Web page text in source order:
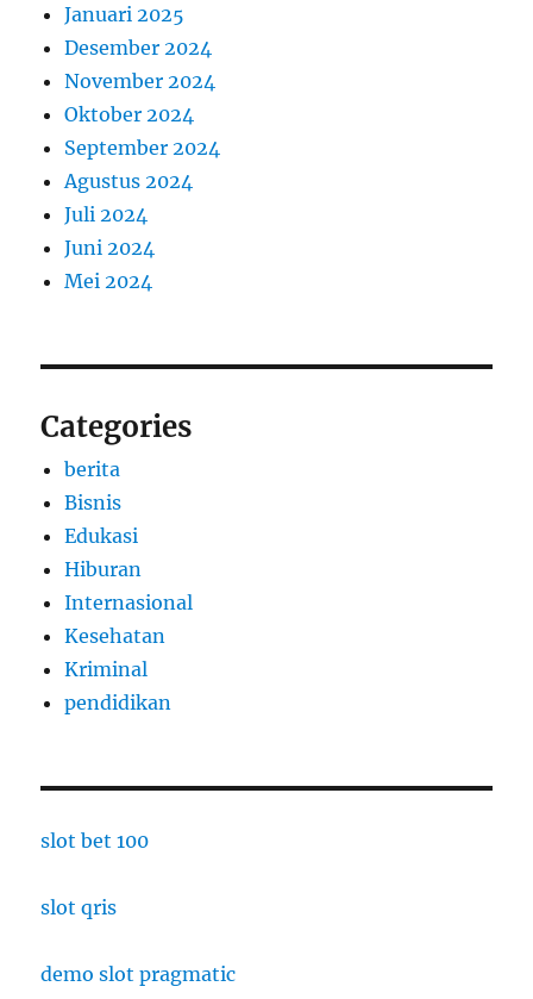
Januari 2025
Desember 2024
November 2024
Oktober 2024
September 2024
Agustus 2024
Juli 2024
Juni 2024
Mei 2024
Categories
berita
Bisnis
Edukasi
Hiburan
Internasional
Kesehatan
Kriminal
pendidikan
slot bet 100
slot qris
demo slot pragmatic